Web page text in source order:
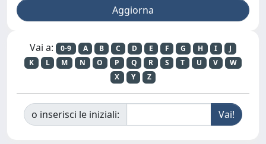
Vai a: 0-9 A B C D E F G H I
J
K
L M N O P Q R S T U V
W
X
Y Z
o inserisci le iniziali: